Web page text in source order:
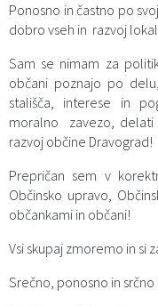
Ponosno in častno po
dobro vseh in razvoj
Sam se nimam za
občani poznajo po
stališča, interese in
moralno zavezo, delati
razvoj občine Dravograd!
Prepričan sem v
Občinsko upravo,
občankami in občani!
Vsi skupaj zmoremo in si
Srečno, ponosno in srčno